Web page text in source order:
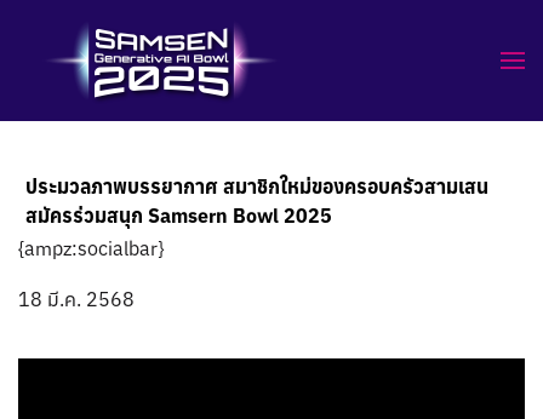
ประมวลภาพบรรยากาศ สมาชิกใหม่ของครอบครัวสามเสน
สมัครร่วมสนุก Samsern Bowl 2025
{ampz:socialbar}
18 มี.ค. 2568